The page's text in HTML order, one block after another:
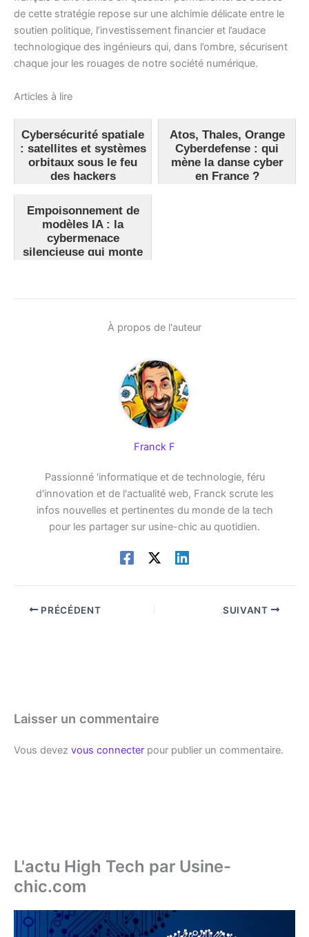
de cette stratégie repose sur une alchimie délicate entre le
soutien politique, l’investissement financier et l’audace
technologique des ingénieurs qui, dans l’ombre, sécurisent
chaque jour les rouages de notre société numérique.
Articles à lire
Cybersécurité spatiale
: satellites et systèmes
orbitaux sous le feu
des hackers
Atos, Thales, Orange
Cyberdefense : qui
mène la danse cyber
en France ?
Empoisonnement de
modèles IA : la
cybermenace
silencieuse qui monte
À propos de l'auteur
Franck F
Passionné 'informatique et de technologie, féru
d'innovation et de l'actualité web, Franck scrute les
infos nouvelles et pertinentes du monde de la tech
pour les partager sur usine-chic au quotidien.
PRÉCÉDENT SUIVANT
Laisser un commentaire
Vous devez vous connecter pour publier un commentaire.
L'actu High Tech par Usine-
chic.com